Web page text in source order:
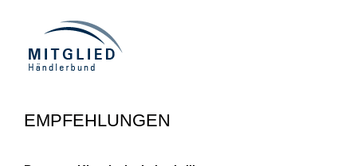
EMPFEHLUNGEN